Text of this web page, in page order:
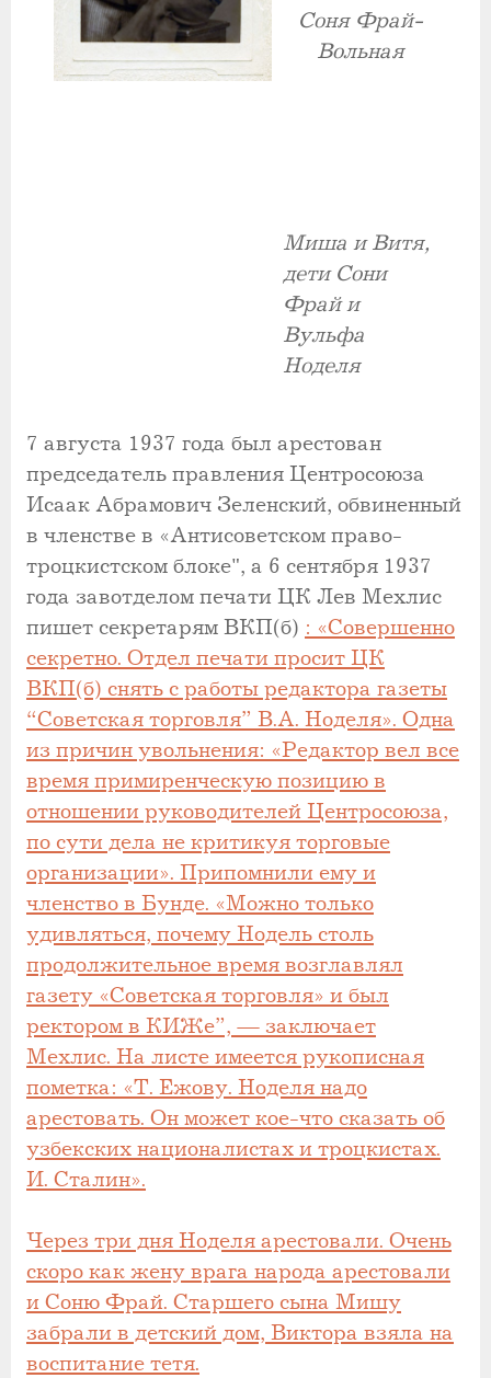
Соня Фрай-
Вольная
Миша и Витя,
дети Сони
Фрай и
Вульфа
Ноделя
7 августа 1937 года был арестован
председатель правления Центросоюза
Исаак Абрамович Зеленский, обвиненный
в членстве в «Антисоветском право-
троцкистском блоке", а 6 сентября 1937
года завотделом печати ЦК Лев Мехлис
пишет секретарям ВКП(б) : «Совершенно
секретно. Отдел печати просит ЦК
ВКП(б) снять с работы редактора газеты
“Советская торговля” В.А. Ноделя». Одна
из причин увольнения: «Редактор вел все
время примиренческую позицию в
отношении руководителей Центросоюза,
по сути дела не критикуя торговые
организации». Припомнили ему и
членство в Бунде. «Можно только
удивляться, почему Нодель столь
продолжительное время возглавлял
газету «Советская торговля» и был
ректором в КИЖе”, — заключает
Мехлис. На листе имеется рукописная
пометка: «Т. Ежову. Ноделя надо
арестовать. Он может кое-что сказать об
узбекских националистах и троцкистах.
И. Сталин».
Через три дня Ноделя арестовали. Очень
скоро как жену врага народа арестовали
и Соню Фрай. Старшего сына Мишу
забрали в детский дом, Виктора взяла на
воспитание тетя.